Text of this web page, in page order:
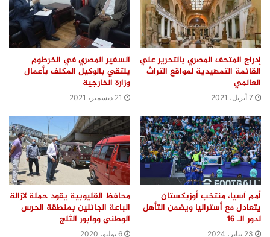
إدراج المتحف المصري بالتحرير علي
القائمة التمهيدية لمواقع التراث
العالمي
7 أبريل، 2021
السفير المصري في الخرطوم
يلتقي بالوكيل المكلف بأعمال
وزارة الخارجية
21 ديسمبر، 2021
أمم آسيا، منتخب أوزبكستان
يتعادل مع أستراليا ويضمن التأهل
لدور الـ 16
23 يناير، 2024
محافظ القليوبية يقود حملة لازالة
الباعة الجائلين بمنطقة الحرس
الوطني ووابور الثلج
6 يوليو، 2020